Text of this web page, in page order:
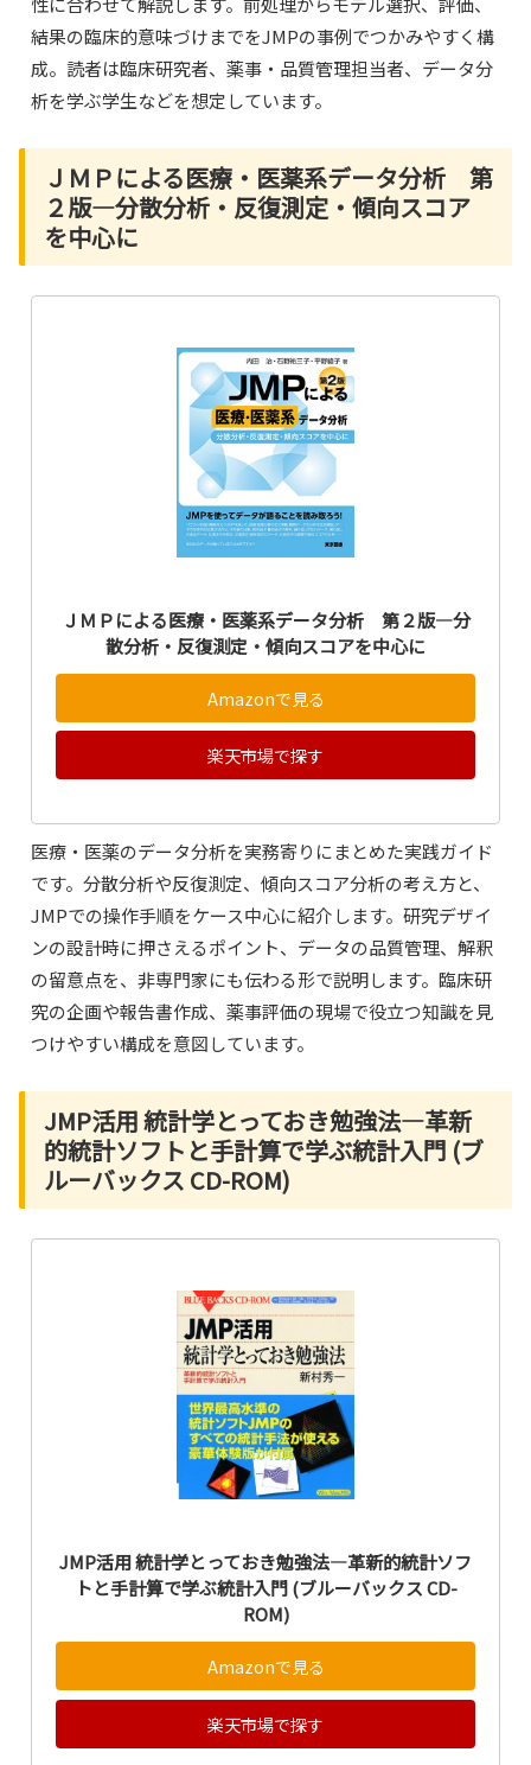
結果の臨床的意味づけまでをJMPの事例でつかみやすく構
成。読者は臨床研究者、薬事・品質管理担当者、データ分
析を学ぶ学生などを想定しています。
ＪＭＰによる医療・医薬系データ分析 第
２版―分散分析・反復測定・傾向スコア
を中心に
ＪＭＰによる医療・医薬系データ分析 第２版―分
散分析・反復測定・傾向スコアを中心に
Amazonで見る
楽天市場で探す
医療・医薬のデータ分析を実務寄りにまとめた実践ガイド
です。分散分析や反復測定、傾向スコア分析の考え方と、
JMPでの操作手順をケース中心に紹介します。研究デザイ
ンの設計時に押さえるポイント、データの品質管理、解釈
の留意点を、非専門家にも伝わる形で説明します。臨床研
究の企画や報告書作成、薬事評価の現場で役立つ知識を見
つけやすい構成を意図しています。
JMP活用 統計学とっておき勉強法―革新
的統計ソフトと手計算で学ぶ統計入門 (ブ
ルーバックス CD-ROM)
JMP活用 統計学とっておき勉強法―革新的統計ソフ
トと手計算で学ぶ統計入門 (ブルーバックス CD-
ROM)
Amazonで見る
楽天市場で探す